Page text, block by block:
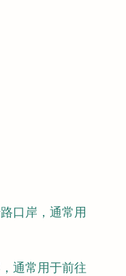
口岸，通常用
通常用于前往